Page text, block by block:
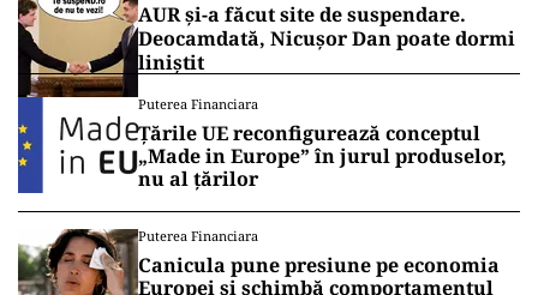
AUR și-a făcut site de suspendare.
Deocamdată, Nicușor Dan poate dormi
liniștit
Puterea Financiara
Țările UE reconfigurează conceptul
„Made in Europe” în jurul produselor,
nu al țărilor
Puterea Financiara
Canicula pune presiune pe economia
Europei și schimbă comportamentul